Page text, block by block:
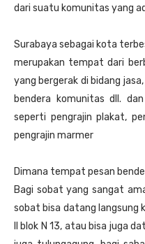
dari suatu komunitas yang
Surabaya sebagai kota
merupakan tempat dari
yang bergerak di bidang
bendera komunitas dll.
seperti pengrajin plakat,
pengrajin marmer
Dimana tempat pesan
Bagi sobat yang sangat
sobat bisa datang langsung
II blok N 13, atau bisa juga